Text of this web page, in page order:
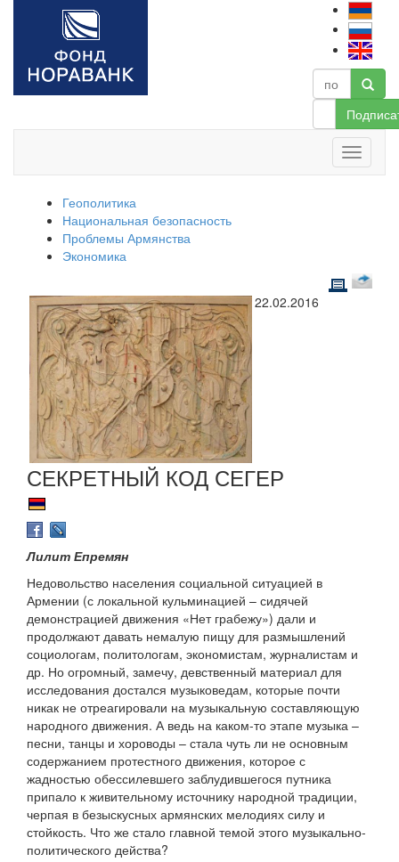
Геополитика
Национальная безопасность
Проблемы Армянства
Экономика
22.02.2016
СЕКРЕТНЫЙ КОД СЕГЕР
Лилит Епремян
Недовольство населения социальной ситуацией в
Армении (с локальной кульминацией – сидячей
демонстрацией движения «Нет грабежу») дали и
продолжают давать немалую пищу для размышлений
социологам, политологам, экономистам, журналистам и
др. Но огромный, замечу, девственный материал для
исследования достался музыковедам, которые почти
никак не отреагировали на музыкальную составляющую
народного движения. А ведь на каком-то этапе музыка –
песни, танцы и хороводы – стала чуть ли не основным
содержанием протестного движения, которое с
жадностью обессилевшего заблудившегося путника
припало к живительному источнику народной традиции,
черпая в безыскусных армянских мелодиях силу и
стойкость. Что же стало главной темой этого музыкально-
политического действа?